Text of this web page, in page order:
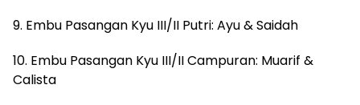
9. Embu Pasangan Kyu III/II Putri: Ayu & Saidah
10. Embu Pasangan Kyu III/II Campuran: Muarif &
Calista